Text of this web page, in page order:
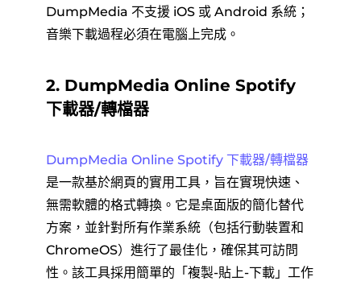
DumpMedia 不支援 iOS 或 Android 系統；
音樂下載過程必須在電腦上完成。
2. DumpMedia Online Spotify
下載器/轉檔器
DumpMedia Online Spotify 下載器/轉檔器
是一款基於網頁的實用工具，旨在實現快速、
無需軟體的格式轉換。它是桌面版的簡化替代
方案，並針對所有作業系統（包括行動裝置和
ChromeOS）進行了最佳化，確保其可訪問
性。該工具採用簡單的「複製-貼上-下載」工作